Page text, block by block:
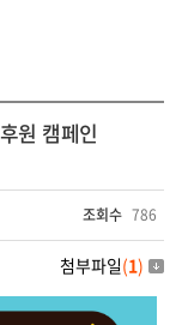
원 캠페인
조회수 786
첨부파일(1)